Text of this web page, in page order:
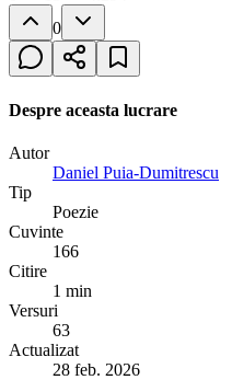
0
Despre aceasta lucrare
Autor
Daniel Puia-Dumitrescu
Tip
Poezie
Cuvinte
166
Citire
1 min
Versuri
63
Actualizat
28 feb. 2026